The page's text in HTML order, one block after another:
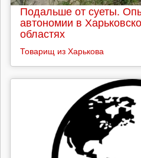
Подальше от суеты.
автономии в
областях
Товарищ из Харькова